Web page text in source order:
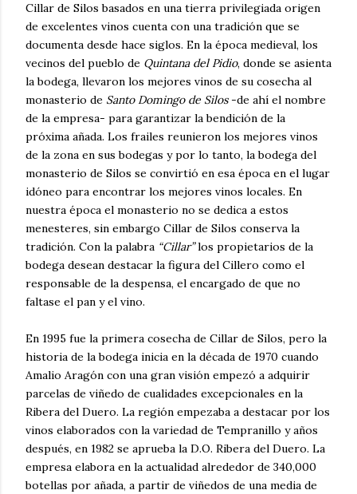
Cillar de Silos basados en una tierra privilegiada origen
de excelentes vinos cuenta con una tradición que se
documenta desde hace siglos. En la época medieval, los
vecinos del pueblo de Quintana del Pidio, donde se asienta
la bodega, llevaron los mejores vinos de su cosecha al
monasterio de Santo Domingo de Silos-de ahí el nombre
de la empresa- para garantizar la bendición de la
próxima añada. Los frailes reunieron los mejores vinos
de la zona en sus bodegas y por lo tanto, la bodega del
monasterio de Silos se convirtió en esa época en el lugar
idóneo para encontrar los mejores vinos locales. En
nuestra época el monasterio no se dedica a estos
menesteres, sin embargo Cillar de Silos conserva la
tradición. Con la palabra “Cillar”los propietarios de la
bodega desean destacar la figura del Cillero como el
responsable de la despensa, el encargado de que no
faltase el pan y el vino.
En 1995 fue la primera cosecha de Cillar de Silos, pero la
historia de la bodega inicia en la década de 1970 cuando
Amalio Aragón con una gran visión empezó a adquirir
parcelas de viñedo de cualidades excepcionales en la
Ribera del Duero. La región empezaba a destacar por los
vinos elaborados con la variedad de Tempranillo y años
después, en 1982 se aprueba la D.O. Ribera del Duero. La
empresa elabora en la actualidad alrededor de 340,000
botellas por añada, a partir de viñedos de una media de